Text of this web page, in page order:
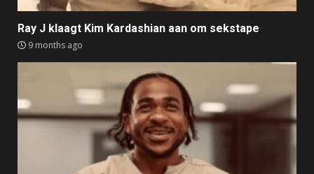
Ray J klaagt Kim Kardashian aan om sekstape
9 months ago